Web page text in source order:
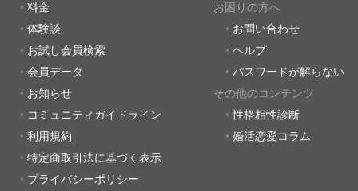
料金
体験談
お試し会員検索
会員データ
お知らせ
コミュニティガイドライン
利用規約
特定商取引法に基づく表示
プライバシーポリシー
お困りの方へ
お問い合わせ
ヘルプ
パスワードが解らない
その他のコンテンツ
性格相性診断
婚活恋愛コラム